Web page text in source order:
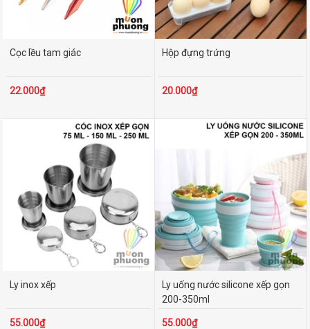
Cọc lều tam giác
22.000₫
Hộp đựng trứng
20.000₫
Ly inox xếp
55.000₫
Ly uống nước silicone xếp gọn
200-350ml
55.000₫